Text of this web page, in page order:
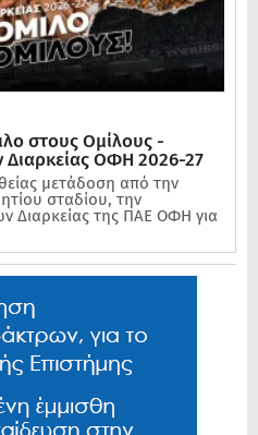
στους Ομίλους -
Διαρκείας ΟΦΗ 2026-27
μετάδοση από την
σταδίου, την
Διαρκείας της ΠΑΕ ΟΦΗ για